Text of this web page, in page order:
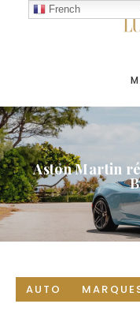
Aston Martin
AUTO
French